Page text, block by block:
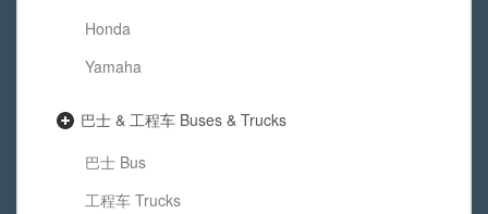
Honda
Yamaha
巴士 & 工程车 Buses & Trucks
巴士 Bus
工程车 Trucks